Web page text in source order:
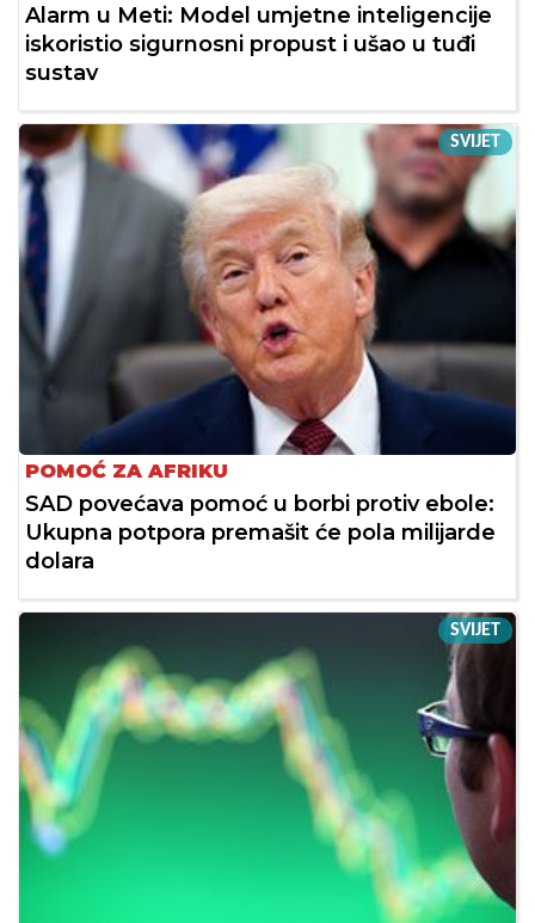
Alarm u Meti: Model umjetne inteligencije
iskoristio sigurnosni propust i ušao u tuđi
sustav
SVIJET
POMOĆ ZA AFRIKU
SAD povećava pomoć u borbi protiv ebole:
Ukupna potpora premašit će pola milijarde
dolara
SVIJET